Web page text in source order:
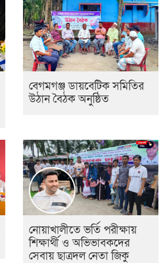
বেগমগঞ্জ ডায়বেটিক সমিতির
উঠান বৈঠক অনুষ্ঠিত
নোয়াখালীতে ভর্তি পরীক্ষায়
শিক্ষার্থী ও অভিভাবকদের
সেবায় ছাত্রদল নেতা জিকু